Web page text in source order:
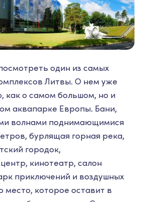
один из самых
Литвы. О нем уже
как о самом большом, но и
аквапарке Европы. Бани,
волнами поднимающимися
бурлящая горная река,
городок,
кинотеатр, салон
приключений и воздушных
место, которое оставит в